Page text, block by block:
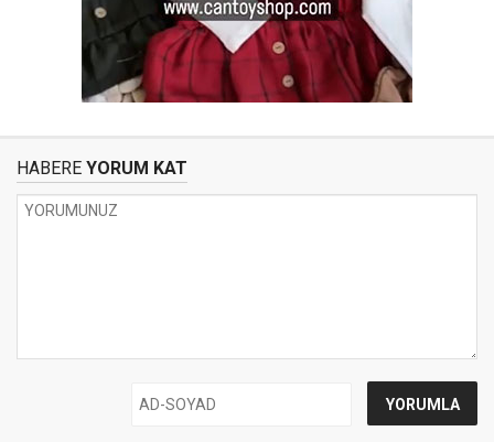
HABERE YORUM KAT